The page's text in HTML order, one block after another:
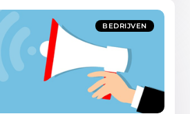
BEDRIJVEN